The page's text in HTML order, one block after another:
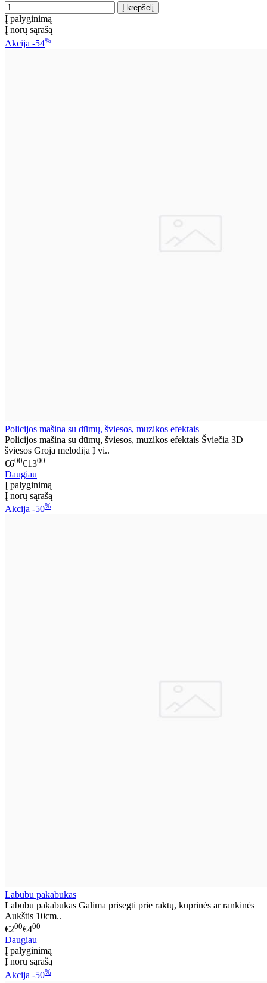
Į palyginimą
Į norų sąrašą
Akcija -54%
Policijos mašina su dūmų, šviesos, muzikos efektais
Policijos mašina su dūmų, šviesos, muzikos efektais Šviečia 3D
šviesos Groja melodija Į vi..
€600€1300
Daugiau
Į palyginimą
Į norų sąrašą
Akcija -50%
Labubu pakabukas
Labubu pakabukas Galima prisegti prie raktų, kuprinės ar rankinės
Aukštis 10cm..
€200€400
Daugiau
Į palyginimą
Į norų sąrašą
Akcija -50%